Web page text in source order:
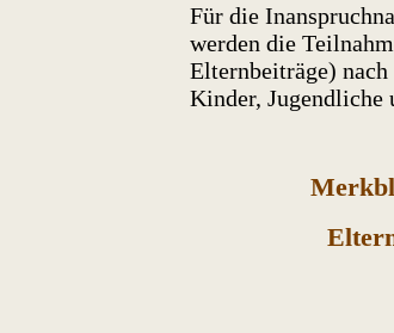
Für die
werden die
Elternbeiträge)
Kinder, Jugendliche